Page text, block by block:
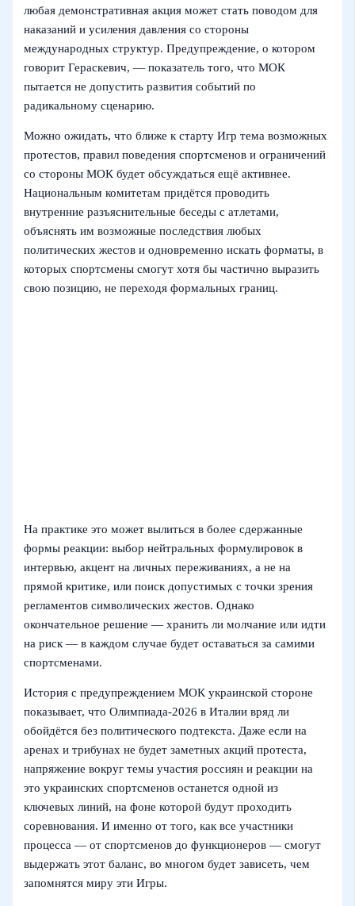
любая демонстративная акция может стать поводом для
наказаний и усиления давления со стороны
международных структур. Предупреждение, о котором
говорит Гераскевич, — показатель того, что МОК
пытается не допустить развития событий по
радикальному сценарию.
Можно ожидать, что ближе к старту Игр тема возможных
протестов, правил поведения спортсменов и ограничений
со стороны МОК будет обсуждаться ещё активнее.
Национальным комитетам придётся проводить
внутренние разъяснительные беседы с атлетами,
объяснять им возможные последствия любых
политических жестов и одновременно искать форматы, в
которых спортсмены смогут хотя бы частично выразить
свою позицию, не переходя формальных границ.
На практике это может вылиться в более сдержанные
формы реакции: выбор нейтральных формулировок в
интервью, акцент на личных переживаниях, а не на
прямой критике, или поиск допустимых с точки зрения
регламентов символических жестов. Однако
окончательное решение — хранить ли молчание или идти
на риск — в каждом случае будет оставаться за самими
спортсменами.
История с предупреждением МОК украинской стороне
показывает, что Олимпиада-2026 в Италии вряд ли
обойдётся без политического подтекста. Даже если на
аренах и трибунах не будет заметных акций протеста,
напряжение вокруг темы участия россиян и реакции на
это украинских спортсменов останется одной из
ключевых линий, на фоне которой будут проходить
соревнования. И именно от того, как все участники
процесса — от спортсменов до функционеров — смогут
выдержать этот баланс, во многом будет зависеть, чем
запомнятся миру эти Игры.